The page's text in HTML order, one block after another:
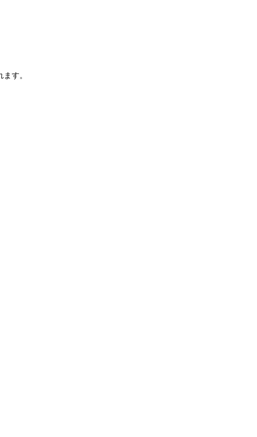
す。